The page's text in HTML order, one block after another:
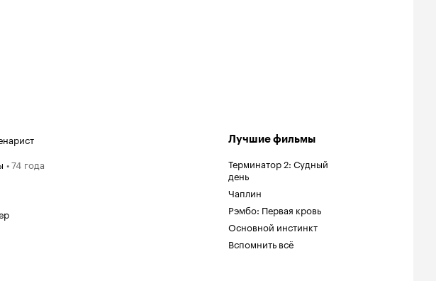
•74 года
Лучшие фильмы
Терминатор 2: Судный
день
Чаплин
Рэмбо: Первая кровь
Основной инстинкт
Вспомнить всё